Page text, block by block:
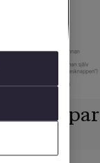
- knappar